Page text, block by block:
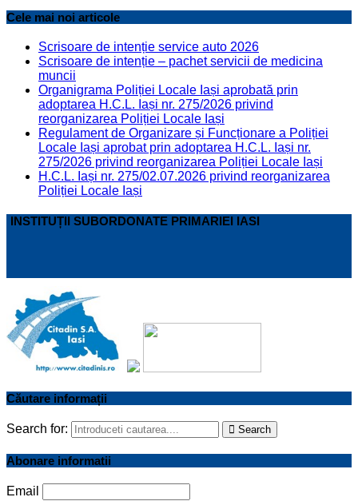
Cele mai noi articole
Scrisoare de intenție service auto 2026
Scrisoare de intenție – pachet servicii de medicina
muncii
Organigrama Poliției Locale Iași aprobată prin
adoptarea H.C.L. Iași nr. 275/2026 privind
reorganizarea Poliției Locale Iași
Regulament de Organizare și Funcționare a Poliției
Locale Iași aprobat prin adoptarea H.C.L. Iași nr.
275/2026 privind reorganizarea Poliției Locale Iași
H.C.L. Iași nr. 275/02.07.2026 privind reorganizarea
Poliției Locale Iași
INSTITUȚII SUBORDONATE PRIMARIEI IASI
Căutare informații
Search for: Search
Abonare informatii
Email